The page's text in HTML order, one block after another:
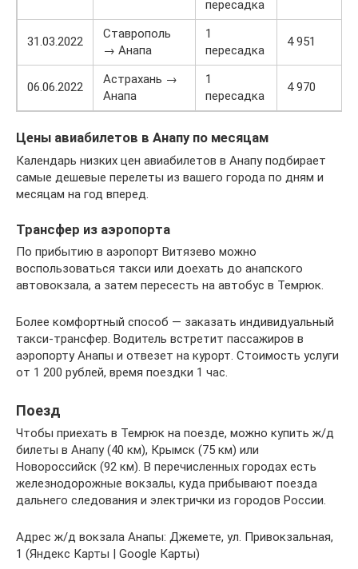
пересадка
31.03.2022
Ставрополь
→ Анапа
1
пересадка
4 951
06.06.2022
Астрахань →
Анапа
1
пересадка
4 970
Цены авиабилетов в Анапу по месяцам
Календарь низких цен авиабилетов в Анапу подбирает
самые дешевые перелеты из вашего города по дням и
месяцам на год вперед.
Трансфер из аэропорта
По прибытию в аэропорт Витязево можно
воспользоваться такси или доехать до анапского
автовокзала, а затем пересесть на автобус в Темрюк.
Более комфортный способ — заказать индивидуальный
такси-трансфер. Водитель встретит пассажиров в
аэропорту Анапы и отвезет на курорт. Стоимость услуги
от 1 200 рублей, время поездки 1 час.
Поезд
Чтобы приехать в Темрюк на поезде, можно купить ж/д
билеты в Анапу (40 км), Крымск (75 км) или
Новороссийск (92 км). В перечисленных городах есть
железнодорожные вокзалы, куда прибывают поезда
дальнего следования и электрички из городов России.
Адрес ж/д вокзала Анапы: Джемете, ул. Привокзальная,
1 (Яндекс Карты | Google Карты)